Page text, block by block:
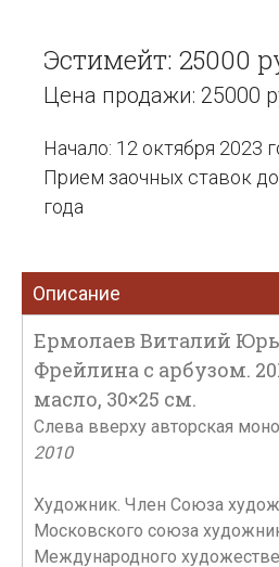
Эстимейт: 25000
Цена продажи: 25000
Начало: 12 октября 2023
Прием заочных ставок
года
Описание
Ермолаев Виталий
Фрейлина с арбузом.
масло, 30×25 см.
Слева вверху авторская
2010
Художник. Член Союза
Московского союза
Международного